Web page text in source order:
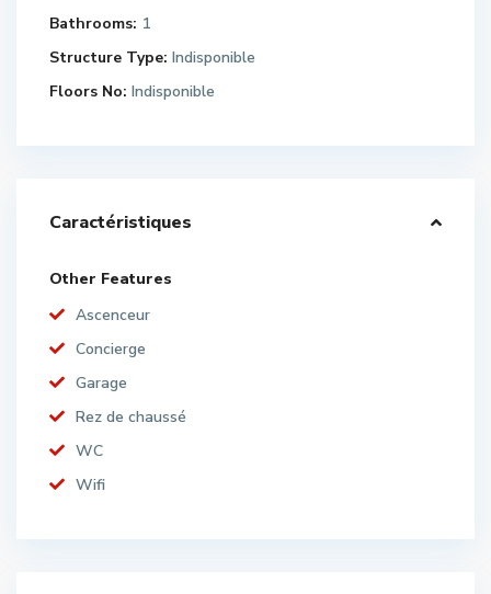
Bathrooms: 1
Structure Type: Indisponible
Floors No: Indisponible
Caractéristiques
Other Features
Ascenceur
Concierge
Garage
Rez de chaussé
WC
Wifi